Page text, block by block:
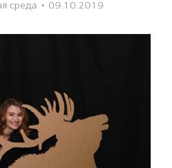
среда · 09.10.2019